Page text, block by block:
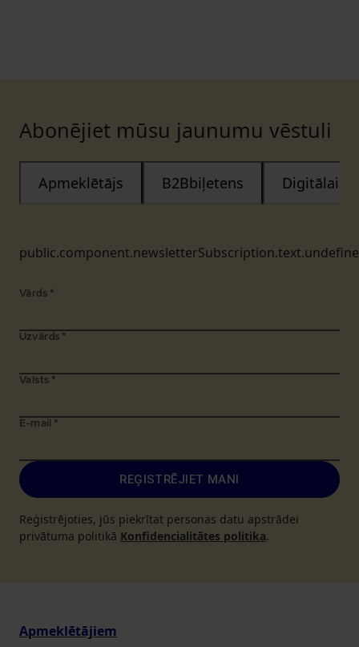
Abonējiet mūsu jaunumu vēstuli
Apmeklētājs B2Bbiļetens Digitālais
Vārds *
Uzvārds *
Valsts *
E-mail *
REĢISTRĒJIET MANI
Reģistrējoties, jūs piekrītat personas datu apstrādei
privātuma politikā Konfidencialitātes politika.
Apmeklētājiem